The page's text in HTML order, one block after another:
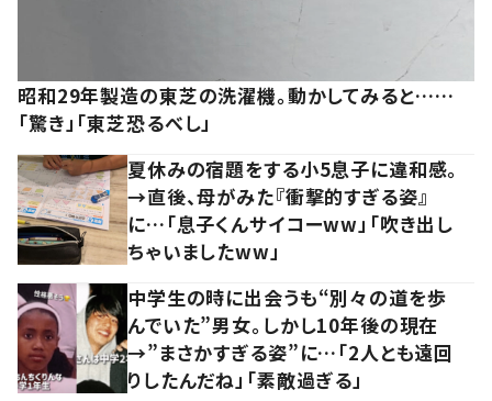
昭和29年製造の東芝の洗濯機。動かしてみると……
「驚き」「東芝恐るべし」
夏休みの宿題をする小5息子に違和感。
→直後、母がみた『衝撃的すぎる姿』
に…「息子くんサイコーww」「吹き出し
ちゃいましたww」
中学生の時に出会うも“別々の道を歩
んでいた”男女。しかし10年後の現在
→”まさかすぎる姿”に…「2人とも遠回
りしたんだね」「素敵過ぎる」